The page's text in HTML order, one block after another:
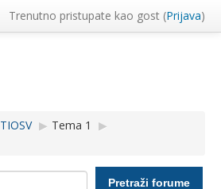
Trenutno pristupate kao gost (Prijava)
TIOSV ▶︎ Tema 1
▶︎